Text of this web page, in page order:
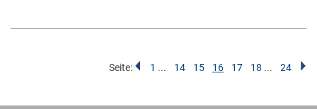
Seite: 1 ... 14 15 16 17 18 ... 24